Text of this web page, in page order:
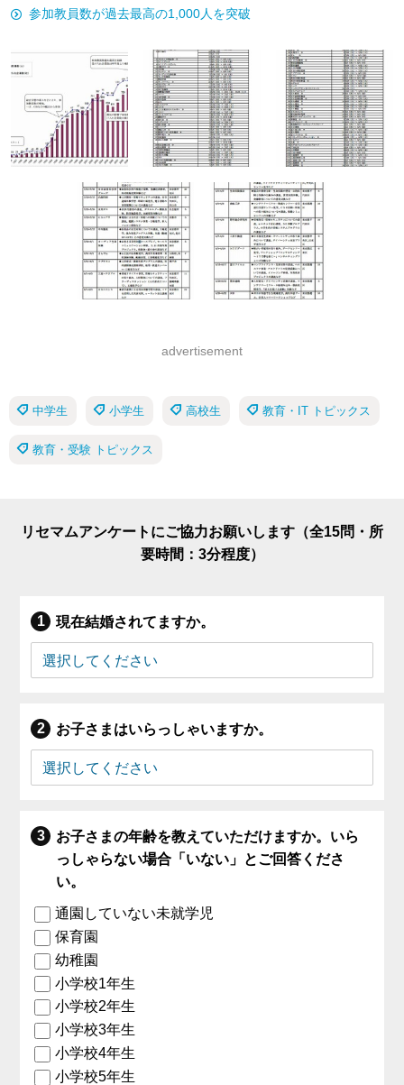
参加教員数が過去最高の1,000人を突破
advertisement
中学生 小学生 高校生 教育・IT トピックス
教育・受験 トピックス
リセマムアンケートにご協力お願いします（全15問・所
要時間：3分程度）
現在結婚されてますか。
お子さまはいらっしゃいますか。
お子さまの年齢を教えていただけますか。いら
っしゃらない場合「いない」とご回答くださ
い。
通園していない未就学児
保育園
幼稚園
小学校1年生
小学校2年生
小学校3年生
小学校4年生
小学校5年生